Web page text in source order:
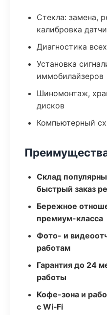
Стекла: замена,
калибровка
Диагностика
Установка
иммобилайзеров
Шиномонтаж,
дисков
Компьютерный
Склад
быстрый заказ
Бережное
премиум-класса
Фото- и
работам
Гарантия до 24
работы
Кофе-зона и
с Wi‑Fi